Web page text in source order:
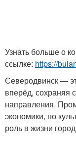
Узнать больше о
ссылке: https://
Северодвинск —
вперёд, сохраняя
направления.
экономики, но
роль в жизни